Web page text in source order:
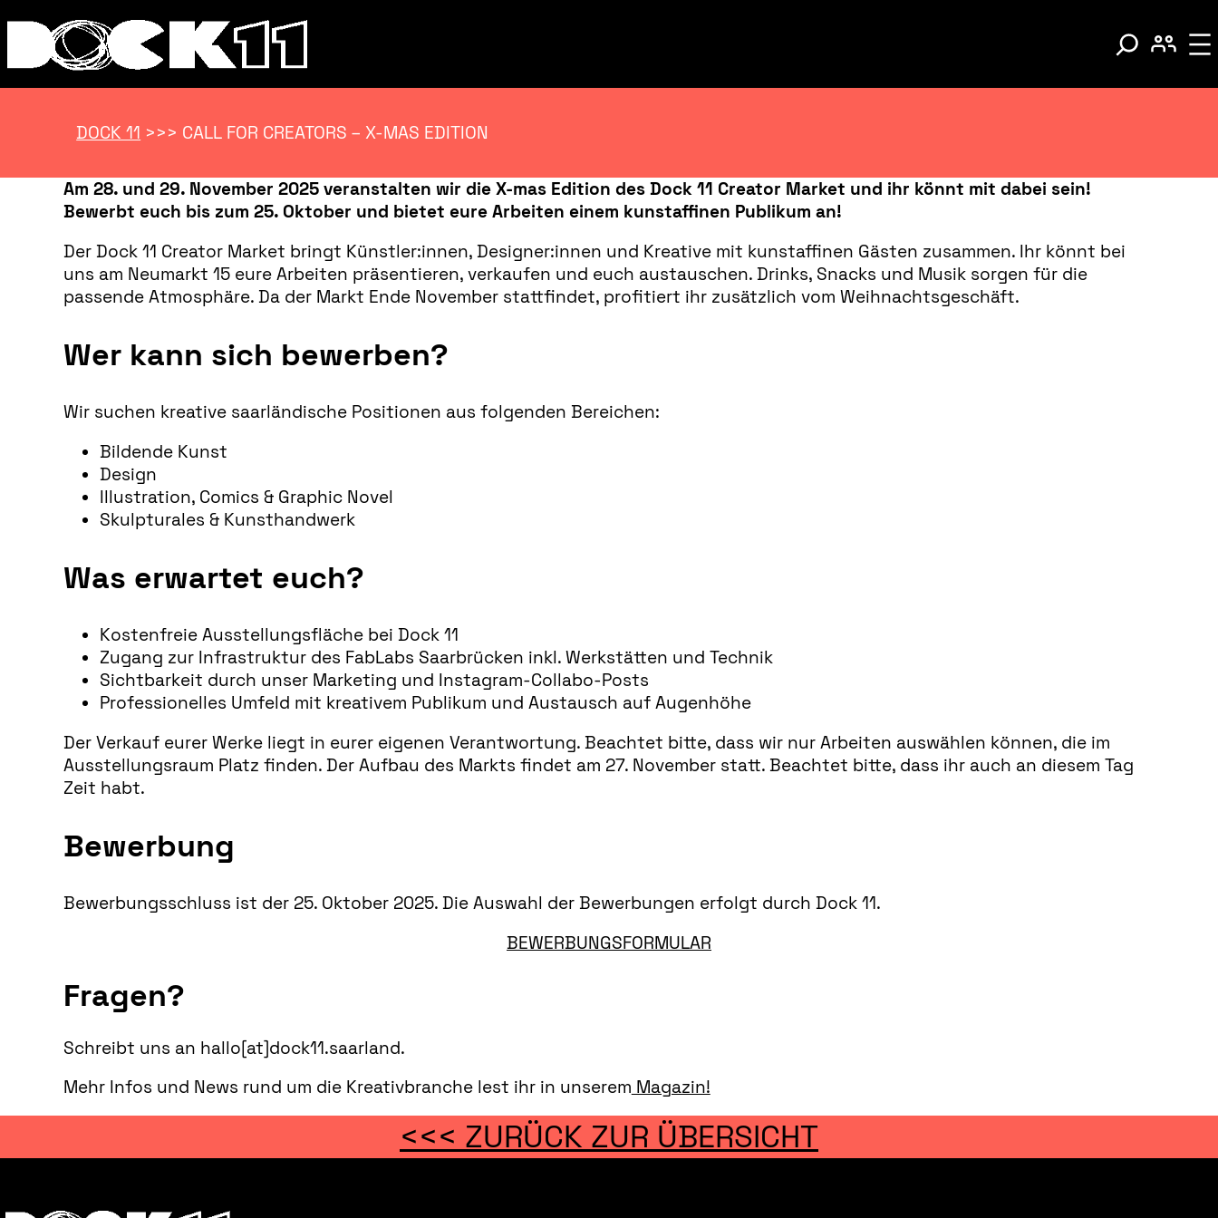
DOCK 11 >>> CALL FOR CREATORS – X-MAS EDITION
Am 28. und 29. November 2025 veranstalten wir die X-mas Edition des Dock 11 Creator Market und ihr könnt mit dabei sein!
Bewerbt euch bis zum 25. Oktober und bietet eure Arbeiten einem kunstaffinen Publikum an!
Der Dock 11 Creator Market bringt Künstler:innen, Designer:innen und Kreative mit kunstaffinen Gästen zusammen. Ihr könnt bei
uns am Neumarkt 15 eure Arbeiten präsentieren, verkaufen und euch austauschen. Drinks, Snacks und Musik sorgen für die
passende Atmosphäre. Da der Markt Ende November stattfindet, profitiert ihr zusätzlich vom Weihnachtsgeschäft.
Wer kann sich bewerben?
Wir suchen kreative saarländische Positionen aus folgenden Bereichen:
Bildende Kunst
Design
Illustration, Comics & Graphic Novel
Skulpturales & Kunsthandwerk
Was erwartet euch?
Kostenfreie Ausstellungsfläche bei Dock 11
Zugang zur Infrastruktur des FabLabs Saarbrücken inkl. Werkstätten und Technik
Sichtbarkeit durch unser Marketing und Instagram-Collabo-Posts
Professionelles Umfeld mit kreativem Publikum und Austausch auf Augenhöhe
Der Verkauf eurer Werke liegt in eurer eigenen Verantwortung. Beachtet bitte, dass wir nur Arbeiten auswählen können, die im
Ausstellungsraum Platz finden. Der Aufbau des Markts findet am 27. November statt. Beachtet bitte, dass ihr auch an diesem Tag
Zeit habt.
Bewerbung
Bewerbungsschluss ist der 25. Oktober 2025. Die Auswahl der Bewerbungen erfolgt durch Dock 11.
BEWERBUNGSFORMULAR
Fragen?
Schreibt uns an hallo[at]dock11.saarland.
Mehr Infos und News rund um die Kreativbranche lest ihr in unserem Magazin!
<<< ZURÜCK ZUR ÜBERSICHT